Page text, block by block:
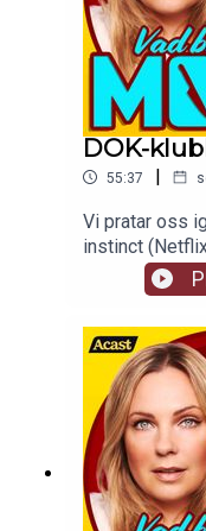
DOK-
55:37 |
Vi pratar oss
instinct
liv och
tjejen. tw: en